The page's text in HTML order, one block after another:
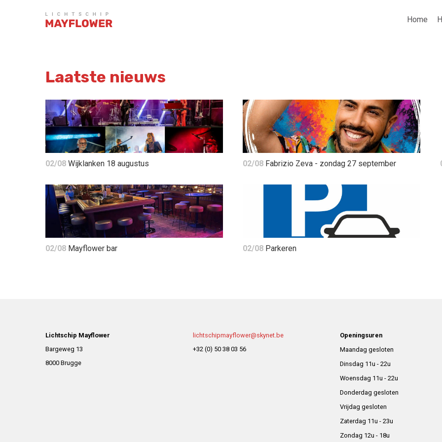
Home
Laatste nieuws
02/08 Wijklanken 18 augustus 02/08 Fabrizio Zeva - zondag 27 september
02/08 Mayflower bar 02/08 Parkeren
Lichtschip Mayflower
Bargeweg 13
8000 Brugge
lichtschipmayflower@skynet.be
+32 (0) 50 38 03 56
Openingsuren
Maandag gesloten
Dinsdag 11u - 22u
Woensdag 11u - 22u
Donderdag gesloten
Vrijdag gesloten
Zaterdag 11u - 23u
Zondag 12u - 18u